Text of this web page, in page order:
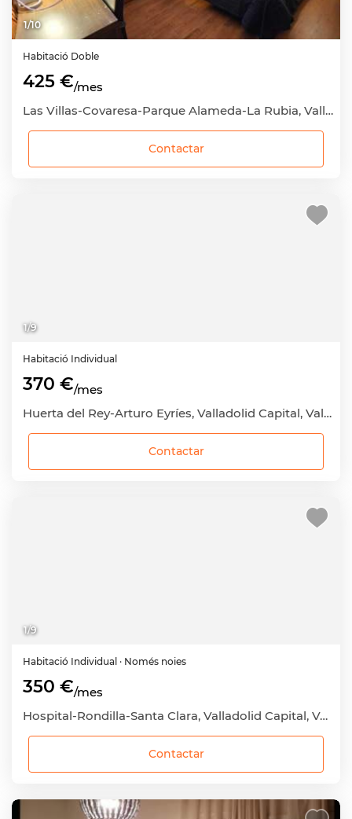
1/10
Habitació Doble
425 €/mes
Las Villas-Covaresa-Parque Alameda-La Rubia, Valladolid Capital, Valladolid
Contactar
1/9
Habitació Individual
370 €/mes
Huerta del Rey-Arturo Eyríes, Valladolid Capital, Valladolid
Contactar
1/9
Habitació Individual · Només noies
350 €/mes
Hospital-Rondilla-Santa Clara, Valladolid Capital, Valladolid
Contactar